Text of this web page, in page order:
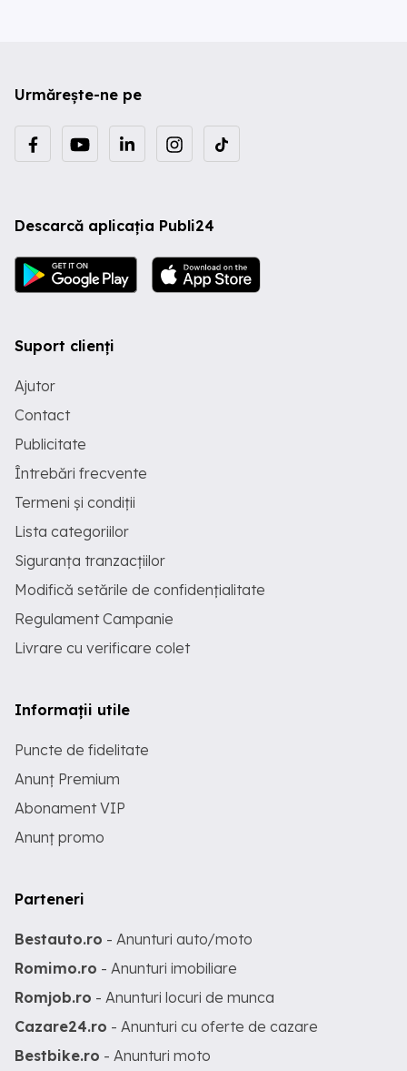
Urmărește-ne pe
Descarcă aplicația Publi24
Suport clienți
Ajutor
Contact
Publicitate
Întrebări frecvente
Termeni și condiții
Lista categoriilor
Siguranța tranzacțiilor
Modifică setările de confidențialitate
Regulament Campanie
Livrare cu verificare colet
Informații utile
Puncte de fidelitate
Anunț Premium
Abonament VIP
Anunț promo
Parteneri
Bestauto.ro - Anunturi auto/moto
Romimo.ro - Anunturi imobiliare
Romjob.ro - Anunturi locuri de munca
Cazare24.ro - Anunturi cu oferte de cazare
Bestbike.ro - Anunturi moto